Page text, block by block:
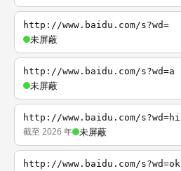
http://www.baidu.com/s?wd=
未屏蔽
http://www.baidu.com/s?wd=a
未屏蔽
http://www.baidu.com/s?wd=hi
截至 2026 年 未屏蔽
http://www.baidu.com/s?wd=ok